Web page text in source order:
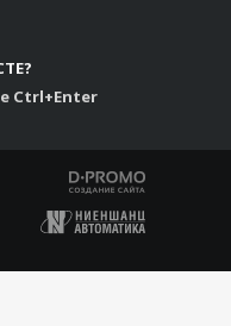
Ctrl+Enter